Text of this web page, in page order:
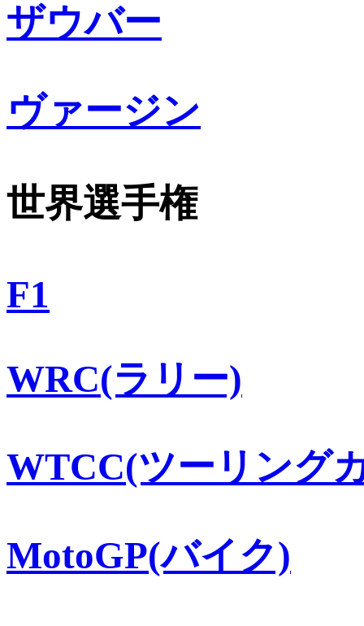
ザウバー
ヴァージン
世界選手権
F1
WRC(ラリー)
WTCC(ツーリング
MotoGP(バイク)